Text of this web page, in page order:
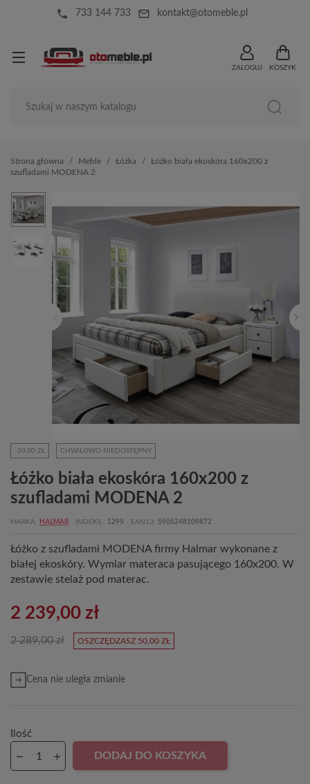
local_phone 733 144 733 mail_outline kontakt@otomeble.pl
ZALOGUJ KOSZYK
Strona główna Meble Łóżka
Łóżko biała ekoskóra 160x200 z
szufladami MODENA 2
-50,00 ZŁ CHWILOWO NIEDOSTĘPNY
Łóżko biała ekoskóra 160x200 z
szufladami MODENA 2
MARKA HALMAR INDEKS 1295 EAN13 5905248109872
Łóżko z szufladami MODENA firmy Halmar wykonane z
białej ekoskóry. Wymiar materaca pasującego 160x200. W
zestawie stelaż pod materac.
2 239,00 zł
2 289,00 zł OSZCZĘDZASZ 50,00 ZŁ
Cena nie uległa zmianie
Ilość
DODAJ DO KOSZYKA